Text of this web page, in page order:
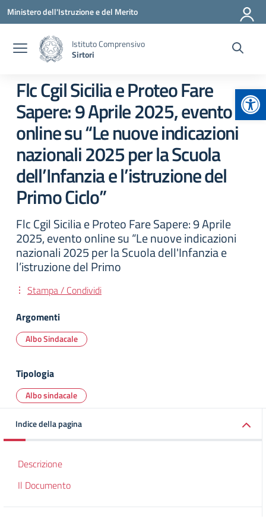
Vai ai contenuti
Vai al menu di navigazione
Vai al footer
Ministero dell'Istruzione e del Merito
Istituto Comprensivo
Sirtori
Flc Cgil Sicilia e Proteo Fare
Sapere: 9 Aprile 2025, evento
online su “Le nuove indicazioni
nazionali 2025 per la Scuola
dell’Infanzia e l’istruzione del
Primo Ciclo”
Flc Cgil Sicilia e Proteo Fare Sapere: 9 Aprile
2025, evento online su “Le nuove indicazioni
nazionali 2025 per la Scuola dell'Infanzia e
l’istruzione del Primo
Stampa / Condividi
Argomenti
Albo Sindacale
Tipologia
Albo sindacale
Indice della pagina
Descrizione
Il Documento